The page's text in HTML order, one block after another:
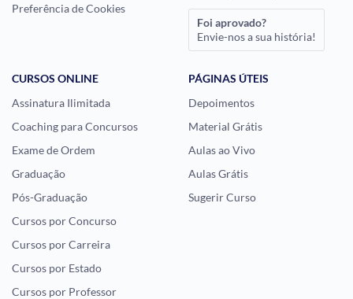
Preferência de Cookies
Foi aprovado?
Envie-nos a sua história!
CURSOS ONLINE
Assinatura Ilimitada
Coaching para Concursos
Exame de Ordem
Graduação
Pós-Graduação
Cursos por Concurso
Cursos por Carreira
Cursos por Estado
Cursos por Professor
PÁGINAS ÚTEIS
Depoimentos
Material Grátis
Aulas ao Vivo
Aulas Grátis
Sugerir Curso